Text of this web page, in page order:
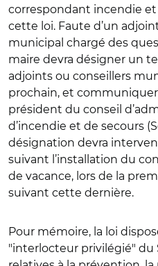
correspondant incendie
cette loi. Faute d’un
municipal chargé des
maire devra désigner un
adjoints ou conseillers
prochain, et
président du conseil
d’incendie et de secours
désignation devra
suivant l’installation du
de vacance, lors de la
suivant cette dernière.
Pour mémoire, la loi
"interlocteur privilégié" du